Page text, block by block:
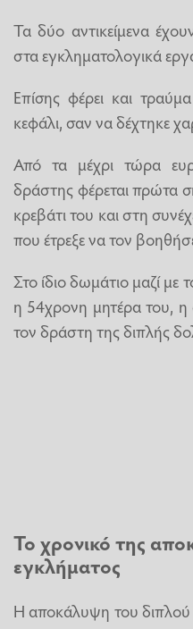
Τα δύο αντικείμενα
στα εγκληματολογικά
Επίσης φέρει και
κεφάλι, σαν να δέχτηκε
Από τα μέχρι τώρα
δράστης φέρεται πρώτα
κρεβάτι του και στη
που έτρεξε να τον
Στο ίδιο δωμάτιο μαζί με
η 54χρονη μητέρα του, η
τον δράστη της διπλής
Το χρονικό της
εγκλήματος
Η αποκάλυψη του διπλού